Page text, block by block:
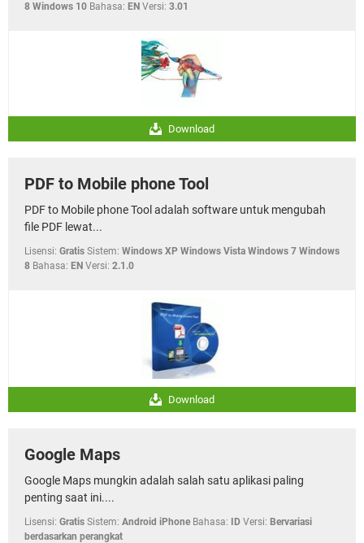
8 Windows 10 Bahasa: EN Versi: 3.01
Download
PDF to Mobile phone Tool
PDF to Mobile phone Tool adalah software untuk mengubah
file PDF lewat...
Lisensi: Gratis Sistem: Windows XP Windows Vista Windows 7 Windows
8 Bahasa: EN Versi: 2.1.0
Download
Google Maps
Google Maps mungkin adalah salah satu aplikasi paling
penting saat ini....
Lisensi: Gratis Sistem: Android iPhone Bahasa: ID Versi: Bervariasi
berdasarkan perangkat